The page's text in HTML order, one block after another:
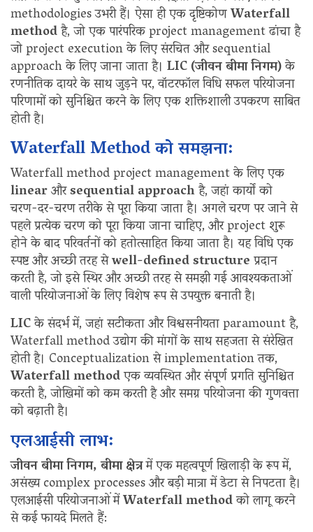
methodologies उभरी हैं। ऐसा ही एक दृष्टिकोणWaterfall
methodहै, जो एक पारंपरिक project management ढांचा है
जो project execution के लिए संरचित और sequential
approach के लिए जाना जाता है। LIC (जीवन बीमा निगम)के
रणनीतिक दायरे के साथ जुड़ने पर, वॉटरफॉल विधि सफल परियोजना
परिणामों को सुनिश्चित करने के लिए एक शक्तिशाली उपकरण साबित
होती है।
Waterfall Method को समझना:
Waterfall method project management के लिए एक
linearऔरsequential approachहै, जहां कार्यों को
चरण-दर-चरण तरीके से पूरा किया जाता है। अगले चरण पर जाने से
पहले प्रत्येक चरण को पूरा किया जाना चाहिए, और project शुरू
होने के बाद परिवर्तनों को हतोत्साहित किया जाता है। यह विधि एक
स्पष्ट और अच्छी तरह सेwell-defined structureप्रदान
करती है, जो इसे स्थिर और अच्छी तरह से समझी गई आवश्यकताओं
वाली परियोजनाओं के लिए विशेष रूप से उपयुक्त बनाती है।
LICके संदर्भ में, जहां सटीकता और विश्वसनीयता paramount है,
Waterfall method उद्योग की मांगों के साथ सहजता से संरेखित
होती है। Conceptualization से implementation तक,
Waterfall methodएक व्यवस्थित और संपूर्ण प्रगति सुनिश्चित
करती है, जोखिमों को कम करती है और समग्र परियोजना की गुणवत्ता
को बढ़ाती है।
एलआईसी लाभ:
जीवन बीमा निगम,बीमा क्षेत्रमें एक महत्वपूर्ण खिलाड़ी के रूप में,
असंख्य complex processes और बड़ी मात्रा में डेटा से निपटता है।
एलआईसी परियोजनाओं मेंWaterfall methodको लागू करने
से कई फायदे मिलते हैं: